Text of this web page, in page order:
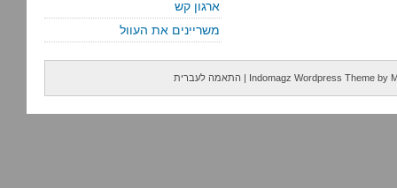
ארגון קש
משריינים את העוול
Indomagz Wordpress Theme by
| התאמה לעברית